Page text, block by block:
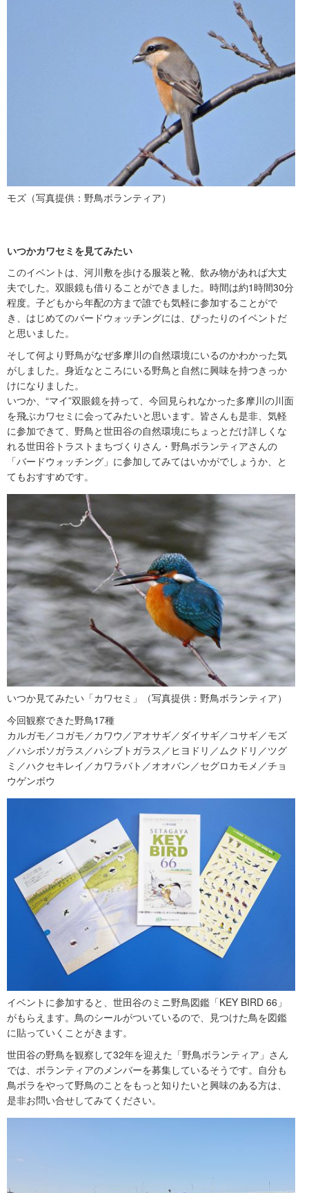
モズ（写真提供：野鳥ボランティア）
いつかカワセミを見てみたい
このイベントは、河川敷を歩ける服装と靴、飲み物があれば大丈
夫でした。双眼鏡も借りることができました。時間は約1時間30分
程度。子どもから年配の方まで誰でも気軽に参加することがで
き、はじめてのバードウォッチングには、ぴったりのイベントだ
と思いました。
そして何より野鳥がなぜ多摩川の自然環境にいるのかわかった気
がしました。身近なところにいる野鳥と自然に興味を持つきっか
けになりました。
いつか、“マイ”双眼鏡を持って、今回見られなかった多摩川の川面
を飛ぶカワセミに会ってみたいと思います。皆さんも是非、気軽
に参加できて、野鳥と世田谷の自然環境にちょっとだけ詳しくな
れる世田谷トラストまちづくりさん・野鳥ボランティアさんの
「バードウォッチング」に参加してみてはいかがでしょうか、と
てもおすすめです。
いつか見てみたい「カワセミ」（写真提供：野鳥ボランティア）
今回観察できた野鳥17種
カルガモ／コガモ／カワウ／アオサギ／ダイサギ／コサギ／モズ
／ハシボソガラス／ハシブトガラス／ヒヨドリ／ムクドリ／ツグ
ミ／ハクセキレイ／カワラバト／オオバン／セグロカモメ／チョ
ウゲンボウ
イベントに参加すると、世田谷のミニ野鳥図鑑「KEY BIRD 66」
がもらえます。鳥のシールがついているので、見つけた鳥を図鑑
に貼っていくことがきます。
世田谷の野鳥を観察して32年を迎えた「野鳥ボランティア」さん
では、ボランティアのメンバーを募集しているそうです。自分も
鳥ボラをやって野鳥のことをもっと知りたいと興味のある方は、
是非お問い合せしてみてください。